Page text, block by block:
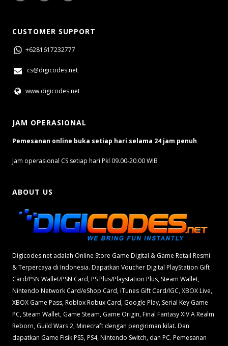
CUSTOMER SUPPORT
+6281617232777
cs@digicodes.net
www.digicodes.net
JAM OPERASIONAL
Pemesanan online buka setiap hari selama 24 jam penuh
Jam operasional CS setiap hari Pkl 09.00-20.00 WIB
ABOUT US
Digicodes.net adalah Online Store Game Digital & Game Retail Resmi
& Terpercaya di Indonesia. Dapatkan Voucher Digital PlayStation Gift
Card/PSN Wallet/PSN Card, PS Plus/Playstation Plus, Steam Wallet,
Nintendo Network Card/eShop Card, iTunes Gift Card/IGC, XBOX Live,
XBOX Game Pass, Roblox Robux Card, Google Play, Serial Key Game
PC, Steam Wallet, Game Steam, Game Origin, Final Fantasy XIV A Realm
Reborn, Guild Wars 2, Minecraft dengan pengiriman kilat. Dan
dapatkan Game Fisik PS5, PS4, Nintendo Switch, dan PC. Pemesanan